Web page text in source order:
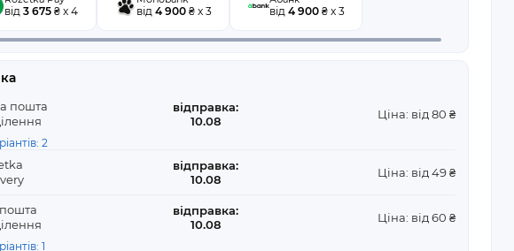
від 3 675₴ x 4 від 4 900₴ x 3 від 4 900₴ x 3
пошта
відправка:
10.08
Ціна: від 80 ₴
2
відправка:
10.08
Ціна: від 49 ₴
відправка:
10.08
Ціна: від 60 ₴
1